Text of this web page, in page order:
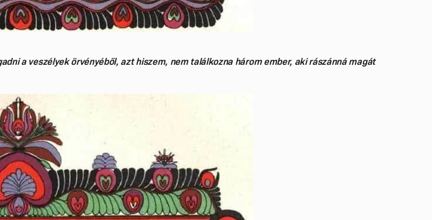
a veszélyek örvényéből, azt hiszem, nem találkozna három ember, aki rászánná magát